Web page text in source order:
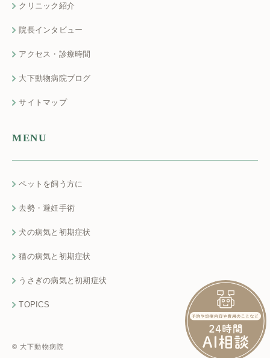
クリニック紹介
院長インタビュー
アクセス・診療時間
大下動物病院ブログ
サイトマップ
MENU
ペットを飼う方に
去勢・避妊手術
犬の病気と初期症状
猫の病気と初期症状
うさぎの病気と初期症状
TOPICS
© 大下動物病院